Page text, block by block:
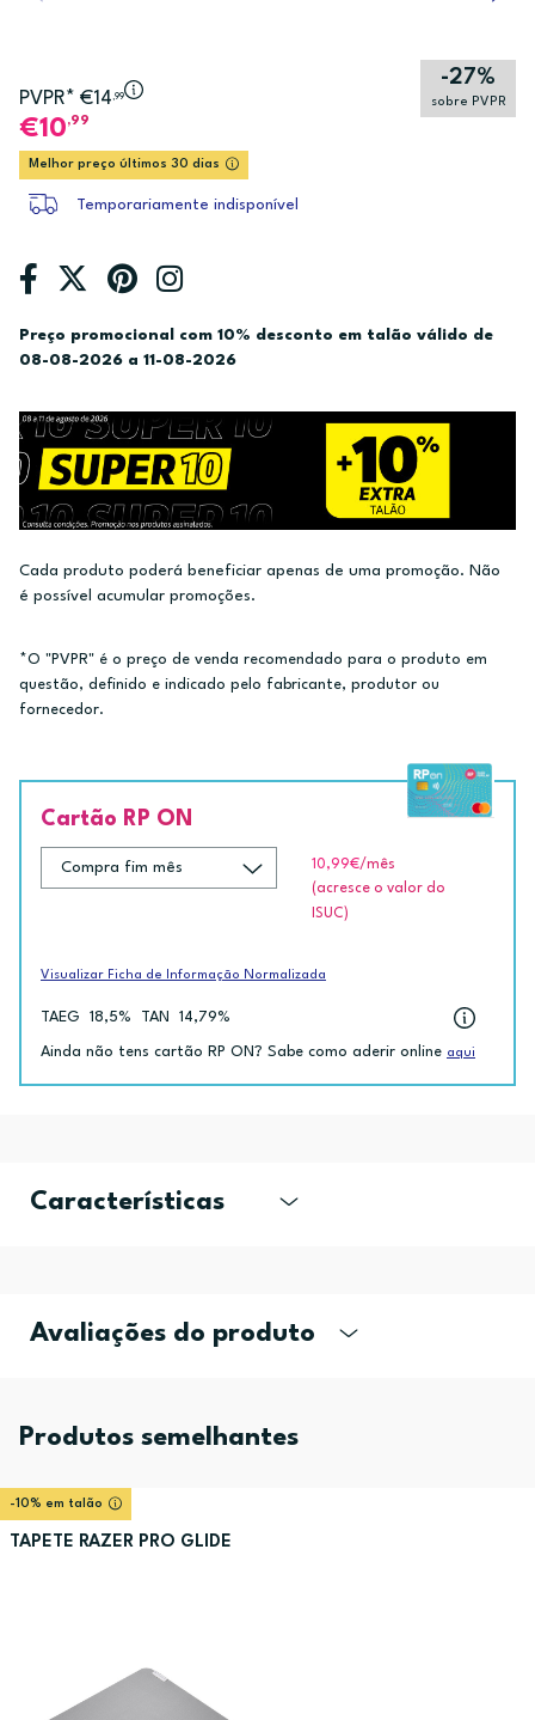
PVPR* €14,99
-27%
sobre PVPR
10,99
Melhor preço últimos 30 dias
Temporariamente indisponível
Preço promocional com 10% desconto em talão válido de
08-08-2026 a 11-08-2026
Cada produto poderá beneficiar apenas de uma promoção. Não
é possível acumular promoções.
*O "PVPR" é o preço de venda recomendado para o produto em
questão, definido e indicado pelo fabricante, produtor ou
fornecedor.
Cartão RP ON
10,99€/mês
(acresce o valor do
ISUC)
Visualizar Ficha de Informação Normalizada
TAEG 18,5% TAN 14,79%
Ainda não tens cartão RP ON? Sabe como aderir online aqui
Características
Avaliações do produto
Produtos semelhantes
-10% em talão
TAPETE RAZER PRO GLIDE